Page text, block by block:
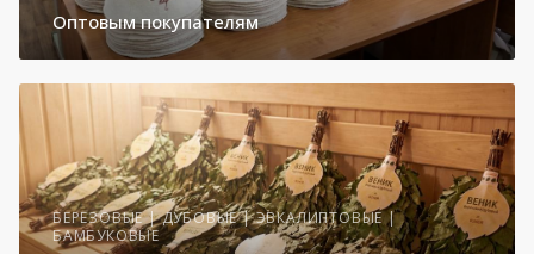
Оптовым покупателям
БЕРЕЗОВЫЕ | ДУБОВЫЕ | ЭВКАЛИПТОВЫЕ |
БАМБУКОВЫЕ